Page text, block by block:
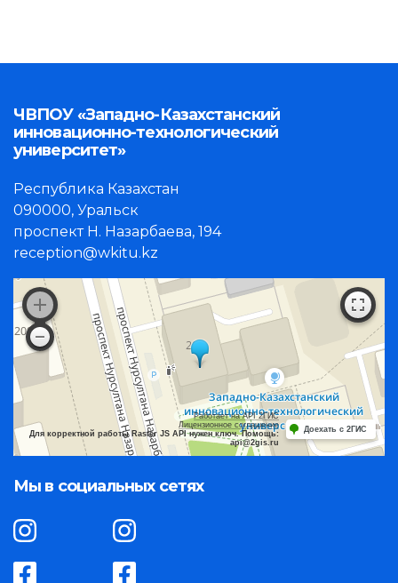
ЧВПОУ «Западно-Казахстанский
инновационно-технологический
университет»
Республика Казахстан
090000, Уральск
проспект Н. Назарбаева, 194
reception@wkitu.kz
Работает на API 2ГИС
Лицензионное соглашение
Для корректной работы Raster JS API нужен ключ. Помощь:
api@2gis.ru
Доехать с 2ГИС
Мы в социальных сетях